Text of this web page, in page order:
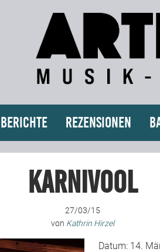
Berichte Rezensionen
Karnivool
27/03/15
von Kathrin Hirzel
Datum: 14.